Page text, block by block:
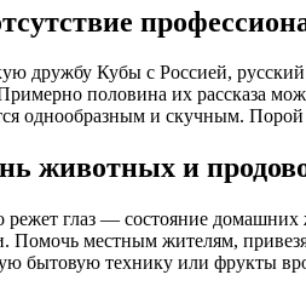
дружбу Кубы с Россией,
половина их рассказа
однообразным и скучным.
животных и
режет глаз — состояние
местным жителям,
бытовую технику или фрукты